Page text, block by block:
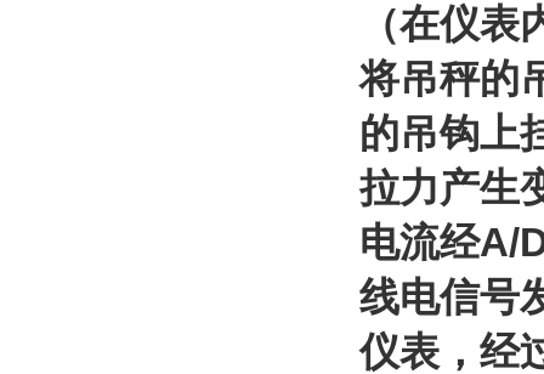
（在仪
将吊秤的
的吊钩上
拉力产生
电流经A/
线电信号
仪表，经